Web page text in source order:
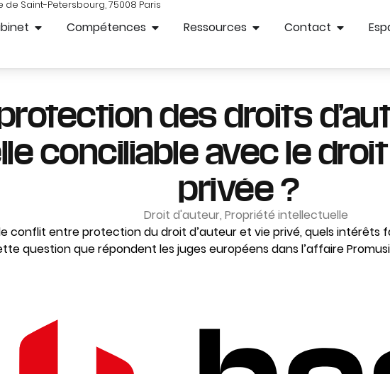
de Saint-Petersbourg, 75008 Paris
Compétences Ressources Contact
des droits
conciliable avec le
privée ?
Droit d'auteur, Propriété intellectuelle
conflit entre protection du droit d’auteur et vie privé, quels intérêts
question que répondent les juges européens dans l’affaire